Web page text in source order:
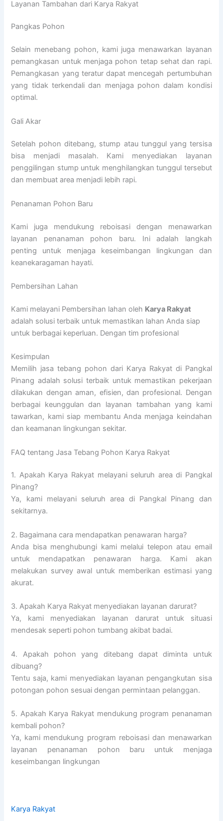
Layanan Tambahan dari Karya Rakyat
Pangkas Pohon
Selain menebang pohon, kami juga menawarkan layanan
pemangkasan untuk menjaga pohon tetap sehat dan rapi.
Pemangkasan yang teratur dapat mencegah pertumbuhan
yang tidak terkendali dan menjaga pohon dalam kondisi
optimal.
Gali Akar
Setelah pohon ditebang, stump atau tunggul yang tersisa
bisa menjadi masalah. Kami menyediakan layanan
penggilingan stump untuk menghilangkan tunggul tersebut
dan membuat area menjadi lebih rapi.
Penanaman Pohon Baru
Kami juga mendukung reboisasi dengan menawarkan
layanan penanaman pohon baru. Ini adalah langkah
penting untuk menjaga keseimbangan lingkungan dan
keanekaragaman hayati.
Pembersihan Lahan
Kami melayani Pembersihan lahan oleh Karya Rakyat
adalah solusi terbaik untuk memastikan lahan Anda siap
untuk berbagai keperluan. Dengan tim profesional
Kesimpulan
Memilih jasa tebang pohon dari Karya Rakyat di Pangkal
Pinang adalah solusi terbaik untuk memastikan pekerjaan
dilakukan dengan aman, efisien, dan profesional. Dengan
berbagai keunggulan dan layanan tambahan yang kami
tawarkan, kami siap membantu Anda menjaga keindahan
dan keamanan lingkungan sekitar.
FAQ tentang Jasa Tebang Pohon Karya Rakyat
1. Apakah Karya Rakyat melayani seluruh area di Pangkal
Pinang?
Ya, kami melayani seluruh area di Pangkal Pinang dan
sekitarnya.
2. Bagaimana cara mendapatkan penawaran harga?
Anda bisa menghubungi kami melalui telepon atau email
untuk mendapatkan penawaran harga. Kami akan
melakukan survey awal untuk memberikan estimasi yang
akurat.
3. Apakah Karya Rakyat menyediakan layanan darurat?
Ya, kami menyediakan layanan darurat untuk situasi
mendesak seperti pohon tumbang akibat badai.
4. Apakah pohon yang ditebang dapat diminta untuk
dibuang?
Tentu saja, kami menyediakan layanan pengangkutan sisa
potongan pohon sesuai dengan permintaan pelanggan.
5. Apakah Karya Rakyat mendukung program penanaman
kembali pohon?
Ya, kami mendukung program reboisasi dan menawarkan
layanan penanaman pohon baru untuk menjaga
keseimbangan lingkungan
Karya Rakyat